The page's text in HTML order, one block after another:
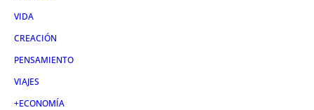
VIDA
CREACIÓN
PENSAMIENTO
VIAJES
+ECONOMÍA